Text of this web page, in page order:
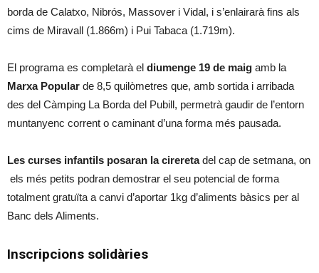
borda de Calatxo, Nibrós, Massover i Vidal, i s’enlairarà fins als
cims de Miravall (1.866m) i Pui Tabaca (1.719m).
El programa es completarà el diumenge 19 de maig amb la
Marxa Popular de 8,5 quilòmetres que, amb sortida i arribada
des del Càmping La Borda del Pubill, permetrà gaudir de l’entorn
muntanyenc corrent o caminant d’una forma més pausada.
Les curses infantils posaran la cireretadel cap de setmana, on
els més petits podran demostrar el seu potencial de forma
totalment gratuïta a canvi d’aportar 1kg d’aliments bàsics per al
Banc dels Aliments.
Inscripcions solidàries